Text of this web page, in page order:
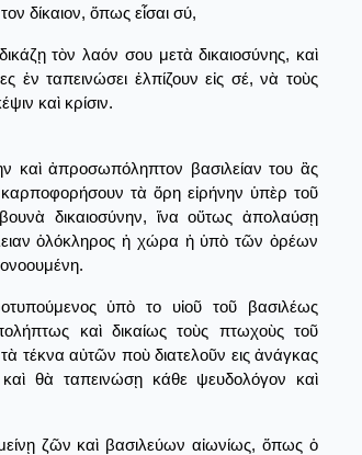
δίκαιον, ὅπως εἶσαι σύ,
τὸν λαόν σου μετὰ δικαιοσύνης, καὶ
ἐν ταπεινώσει ἐλπίζουν εἰς σέ, νὰ τοὺς
καὶ κρίσιν.
καὶ ἀπροσωπόληπτον βασιλείαν του ἂς
τὰ ὅρη εἰρήνην ὑπὲρ τοῦ
δικαιοσύνην, ἵνα οὕτως ἀπολαύσῃ
ὁλόκληρος ἡ χώρα ἡ ὑπὸ τῶν ὀρέων
ὑπὸ το υἱοῦ τοῦ βασιλέως
καὶ δικαίως τοὺς πτωχοὺς τοῦ
τέκνα αὐτῶν ποὺ διατελοῦν εις ἀνάγκας
καὶ θὰ ταπεινώσῃ κάθε ψευδολόγον καὶ
ζῶν καὶ βασιλεύων αἰωνίως, ὅπως ὁ